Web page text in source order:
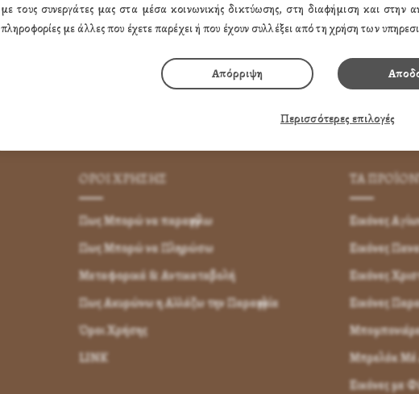
ΌΡΟΙ ΧΡΉΣΗΣ
Πως Μπορώ να παραγγείλω
Πως Μπορώ να Πληρώσω
Μεταφορικά & Αντικαταβολή
Πως Ακυρώνω η Αλλάζω την Παραγγελία
Όροι Χρήσης
LINK
ΤΑ
Εικόνες
Εικόνες
Εικόνες
Εικόνες
Μπρελόκ Μέ
Εικόνες με
με τους συνεργάτες μας στα μέσα κοινωνικής δικτύωσης, στη διαφήμιση και στην
πληροφορίες με άλλες που έχετε παρέχει ή που έχουν συλλέξει από τη χρήση των
Απόρριψη
Περισσότερες επιλογές